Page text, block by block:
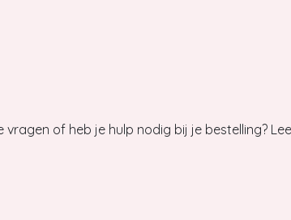
vragen of heb je hulp nodig bij je bestelling?